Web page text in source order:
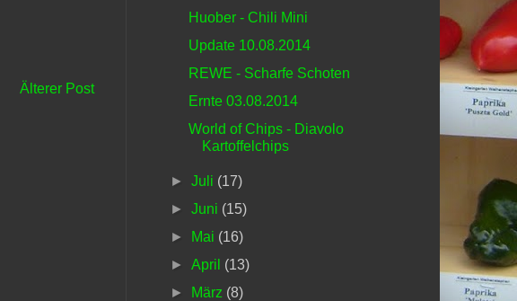
Älterer Post
Huober - Chili Mini
Update 10.08.2014
REWE - Scharfe Schoten
Ernte 03.08.2014
World of Chips - Diavolo
Kartoffelchips
►Juli (17)
►Juni (15)
►
Mai (16)
►April (13)
►
März (8)